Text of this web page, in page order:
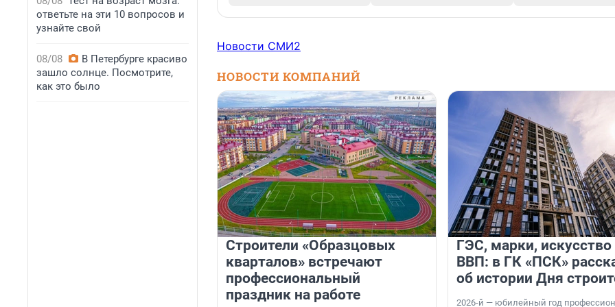
ответьте на эти 10 вопросов и
узнайте свой
08/08
В Петербурге красиво
зашло солнце. Посмотрите,
как это было
Новости СМИ2
НОВОСТИ КОМПАНИЙ
Строители «Образцовых
кварталов» встречают
профессиональный
праздник на работе
ГЭС, марки, искусство
ВВП: в ГК «ПСК»
об истории Дня
2026-й — юбилейный год